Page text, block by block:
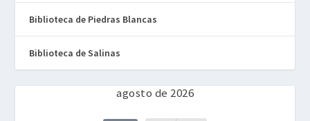
Biblioteca de Piedras Blancas
Biblioteca de Salinas
agosto de 2026